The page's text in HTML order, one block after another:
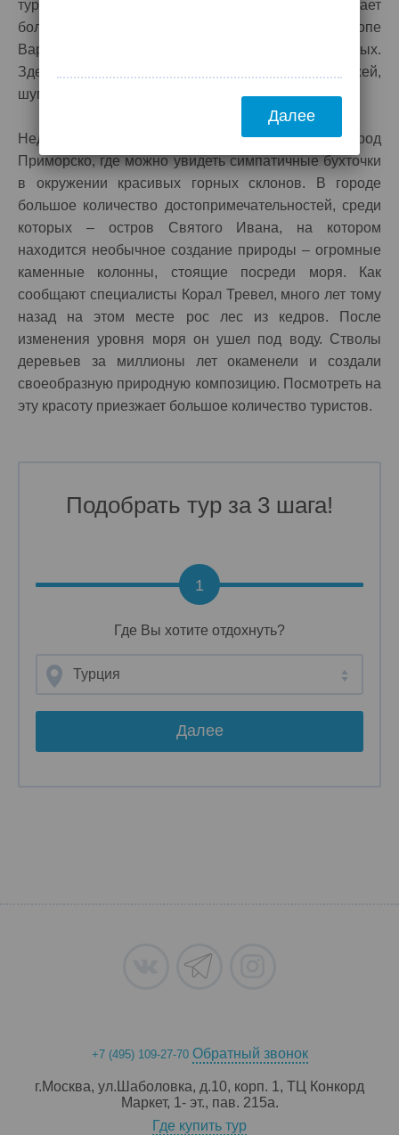
Далее
туристической инфраструктурой, что привлекает
большое количество туристов. Известная в Европе
Варна интересна тем, кто любит активный отдых.
Здесь невероятное число прекрасных пляжей,
шумных клубов и ресторанов.
Недалеко от границы с Турцией находится город
Приморско, где можно увидеть симпатичные бухточки
в окружении красивых горных склонов. В городе
большое количество достопримечательностей, среди
которых – остров Святого Ивана, на котором
находится необычное создание природы – огромные
каменные колонны, стоящие посреди моря. Как
сообщают специалисты Корал Тревел, много лет тому
назад на этом месте рос лес из кедров. После
изменения уровня моря он ушел под воду. Стволы
деревьев за миллионы лет окаменели и создали
своеобразную природную композицию. Посмотреть на
эту красоту приезжает большое количество туристов.
Подобрать тур за 3 шага!
Где Вы хотите отдохнуть?
Турция
Далее
1
+7 (495) 109-27-70 Обратный звонок
г.Москва, ул.Шаболовка, д.10, корп. 1, ТЦ Конкорд
Маркет, 1- эт., пав. 215a.
Где купить тур